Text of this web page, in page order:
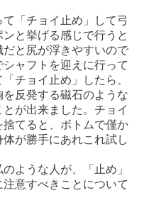
「チョイ止め」して弓
と挙げる感じで行うと
と尻が浮きやすいので
ャフトを迎えに行って
チョイ止め」したら、
反発する磁石のような
が出来ました。チョイ
てると、ボトムで僅か
が勝手にあれこれ試し
ような人が、「止め」
意すべきことについて